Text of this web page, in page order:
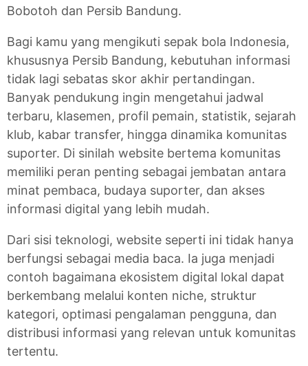
Bobotoh dan Persib Bandung.
Bagi kamu yang mengikuti sepak bola Indonesia,
khususnya Persib Bandung, kebutuhan informasi
tidak lagi sebatas skor akhir pertandingan.
Banyak pendukung ingin mengetahui jadwal
terbaru, klasemen, profil pemain, statistik, sejarah
klub, kabar transfer, hingga dinamika komunitas
suporter. Di sinilah website bertema komunitas
memiliki peran penting sebagai jembatan antara
minat pembaca, budaya suporter, dan akses
informasi digital yang lebih mudah.
Dari sisi teknologi, website seperti ini tidak hanya
berfungsi sebagai media baca. Ia juga menjadi
contoh bagaimana ekosistem digital lokal dapat
berkembang melalui konten niche, struktur
kategori, optimasi pengalaman pengguna, dan
distribusi informasi yang relevan untuk komunitas
tertentu.